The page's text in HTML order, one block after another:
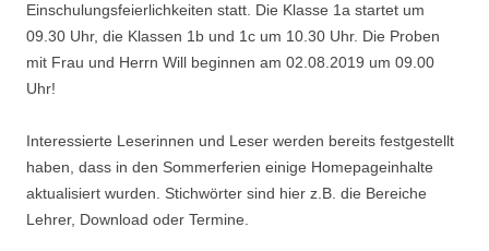
Einschulungsfeierlichkeiten statt. Die Klasse 1a startet um
09.30 Uhr, die Klassen 1b und 1c um 10.30 Uhr. Die Proben
mit Frau und Herrn Will beginnen am 02.08.2019 um 09.00
Uhr!
Interessierte Leserinnen und Leser werden bereits festgestellt
haben, dass in den Sommerferien einige Homepageinhalte
aktualisiert wurden. Stichwörter sind hier z.B. die Bereiche
Lehrer, Download oder Termine.